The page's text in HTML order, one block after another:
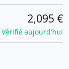
2,095 €
Vérifié aujourd'hui